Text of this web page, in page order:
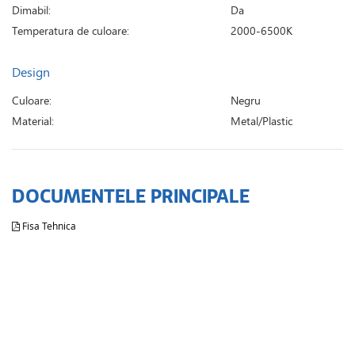
Dimabil:
Da
Temperatura de culoare:
2000-6500K
Design
Culoare:
Negru
Material:
Metal/Plastic
DOCUMENTELE PRINCIPALE
Fisa Tehnica